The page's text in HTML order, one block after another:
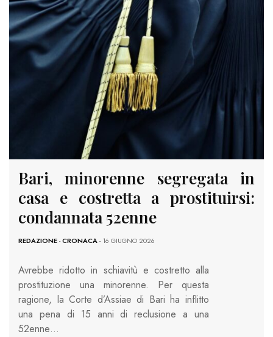
Bari, minorenne segregata in
casa e costretta a prostituirsi:
condannata 52enne
REDAZIONE-CRONACA- 16 GIUGNO 2026
Avrebbe ridotto in schiavitù e costretto alla
prostituzione una minorenne. Per questa
ragione, la Corte d’Assiae di Bari ha inflitto
una pena di 15 anni di reclusione a una
52enne…